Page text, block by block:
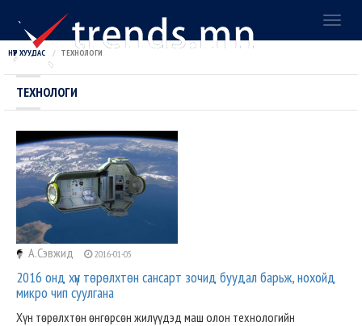
НҮҮР ХУУДАС ТЕХНОЛОГИ
ТЕХНОЛОГИ
А.Сэвжид 2016-01-05
2016 онд хүн төрөлхтөн сансарт зочид буудал барьж, нохойд
микро чип суулгана
Хүн төрөлхтөн өнгөрсөн жилүүдэд маш олон технологийн